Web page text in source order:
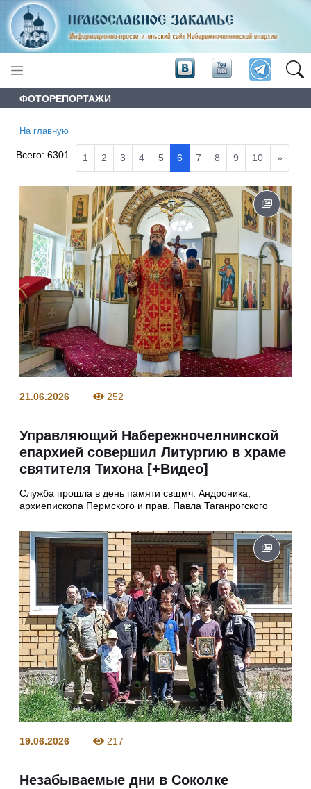
ФОТОРЕПОРТАЖИ
На главную
Всего:6301 1 2 3 4 5 6 7 8 9 10 »
21.06.2026 252
Управляющий Набережночелнинской
епархией совершил Литургию в храме
святителя Тихона [+Видео]
Служба прошла в день памяти свщмч. Андроника,
архиепископа Пермского и прав. Павла Таганрогского
19.06.2026 217
Незабываемые дни в Соколке